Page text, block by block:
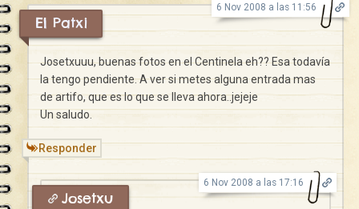
El Patxi
6 Nov 2008 a las 11:56
Josetxuuu, buenas fotos en el Centinela eh?? Esa todavía
la tengo pendiente. A ver si metes alguna entrada mas
de artifo, que es lo que se lleva ahora..jejeje
Un saludo.
Responder
Josetxu
6 Nov 2008 a las 17:16